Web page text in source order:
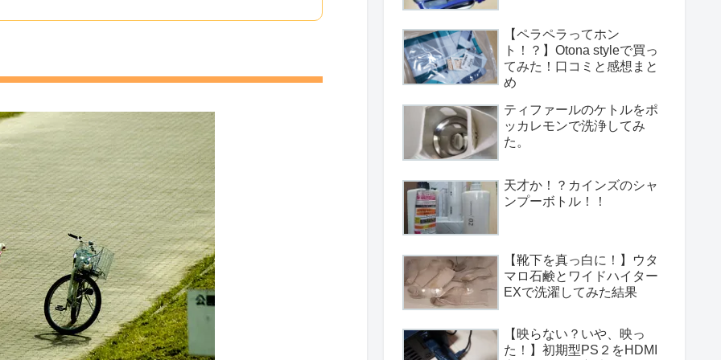
【ペラペラってホン
ト！？】Otona styleで買っ
てみた！口コミと感想まと
め
ティファールのケトルをポ
ッカレモンで洗浄してみ
た。
天才か！？カインズのシャ
ンプーボトル！！
【靴下を真っ白に！】ウタ
マロ石鹸とワイドハイター
EXで洗濯してみた結果
【映らない？いや、映っ
た！】初期型PS２をHDMI